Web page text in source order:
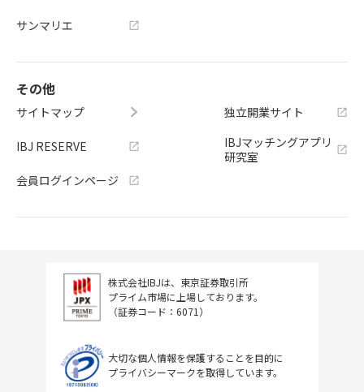
サンマリエ
その他
サイトマップ
IBJ RESERVE
会員ログインページ
独立開業サイト
IBJマッチングアプリ
研究室
株式会社IBJは、東京証券取引所
プライム市場に上場しております。
（証券コード：6071）
大切な個人情報を保護することを目的に
プライバシーマークを取得しています。